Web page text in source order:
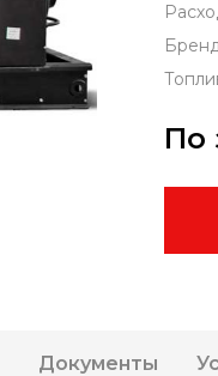
По
Документы